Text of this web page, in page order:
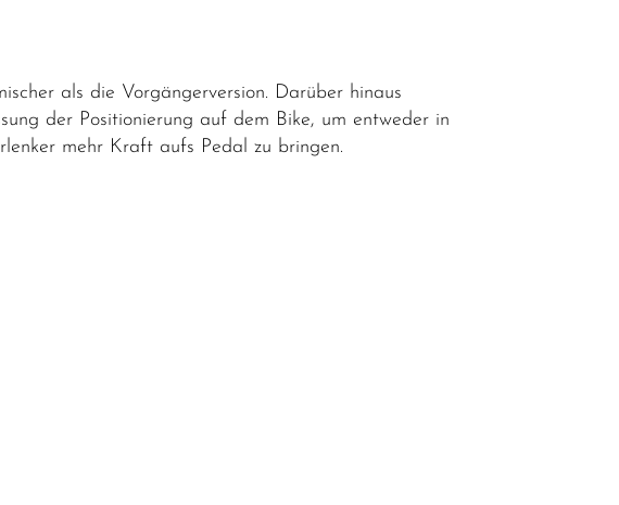
als die Vorgängerversion. Darüber hinaus
der Positionierung auf dem Bike, um entweder in
mehr Kraft aufs Pedal zu bringen.